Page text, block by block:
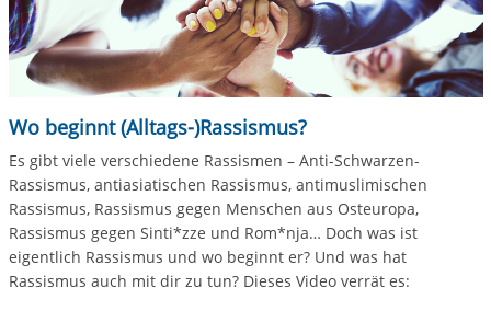
Wo beginnt (Alltags-)Rassismus?
Es gibt viele verschiedene Rassismen – Anti-Schwarzen-
Rassismus, antiasiatischen Rassismus, antimuslimischen
Rassismus, Rassismus gegen Menschen aus Osteuropa,
Rassismus gegen Sinti*zze und Rom*nja… Doch was ist
eigentlich Rassismus und wo beginnt er? Und was hat
Rassismus auch mit dir zu tun? Dieses Video verrät es: